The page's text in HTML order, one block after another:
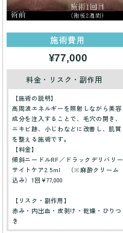
施術費用
¥77,000
料金・リスク・副作用
【施術の説明】
高周波エネルギーを照射しながら美容
成分を注入することで、毛穴の開き、
ニキビ跡、小じわなどに改善し、肌質
を整える施術です。
【料金】
傾斜ニードルRF／ドラックデリバリー
サイトケア2.5ml （※麻酔クリーム
込み）1回¥77,000
【リスク・副作用】
赤み・内出血・皮剥け・乾燥・ひりつ
き